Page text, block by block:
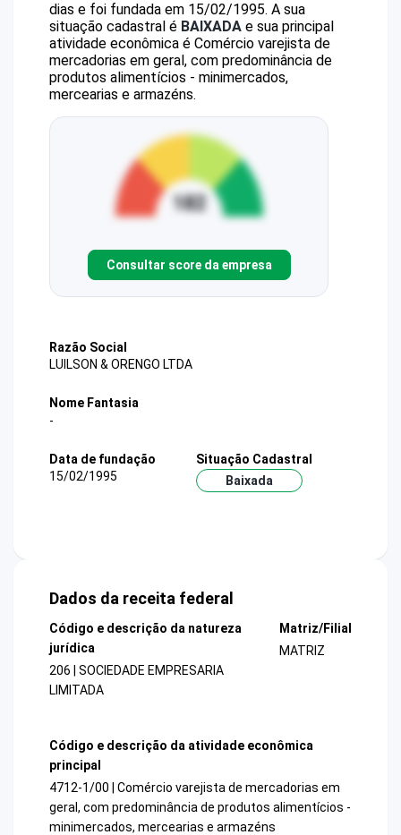
dias e foi fundada em 15/02/1995. A sua
situação cadastral é BAIXADA e sua principal
atividade econômica é Comércio varejista de
mercadorias em geral, com predominância de
produtos alimentícios - minimercados,
mercearias e armazéns.
Consultar score da empresa
Razão Social
LUILSON & ORENGO LTDA
Nome Fantasia
-
Data de fundação
15/02/1995
Situação Cadastral
Baixada
Dados da receita federal
Código e descrição da natureza
jurídica
206 | SOCIEDADE EMPRESARIA
LIMITADA
Matriz/Filial
MATRIZ
Código e descrição da atividade econômica
principal
4712-1/00 | Comércio varejista de mercadorias em
geral, com predominância de produtos alimentícios -
minimercados, mercearias e armazéns